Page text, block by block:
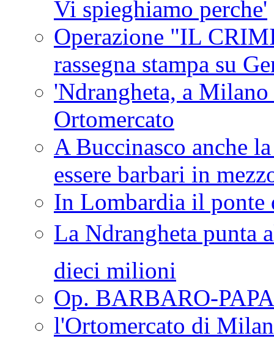
Vi spieghiamo perche'
Operazione "IL
rassegna stampa su
'Ndrangheta, a Milano
Ortomercato
A Buccinasco anche
essere barbari in
In Lombardia il ponte
La Ndrangheta
dieci milioni
Op. BARBARO-
l'Ortomercato di